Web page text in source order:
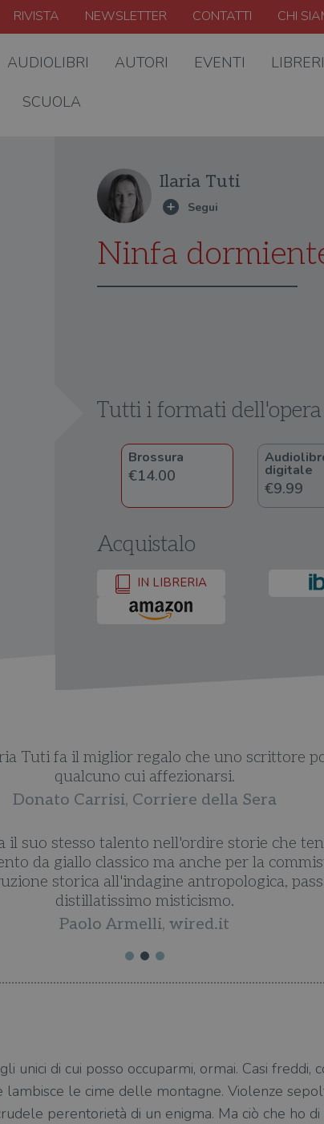
RIVISTA NEWSLETTER CONTATTI CHI
AUDIOLIBRI AUTORI EVENTI
SCUOLA
Ilaria Tuti
Ninfa
Tutti i formati dell'opera
Brossura
€14.00 digitale
€9.99
Acquistalo
IN LIBRERIA
Tuti fa il miglior regalo che uno scrittore
qualcuno cui affezionarsi.
Donato Carrisi, Corriere della Sera
il suo stesso talento nell'ordire storie che
da giallo classico ma anche per la
storica all'indagine antropologica,
distillatissimo misticismo.
Paolo Armelli, wired.it
unici di cui posso occuparmi, ormai. Casi
lambisce le cime delle montagne. Violenze
perentorietà di un enigma. Ma ciò che ho